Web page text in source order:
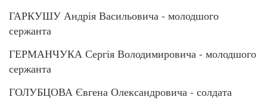
ГАРКУШУ Андрія Васильовича - молодшого
сержанта
ГЕРМАНЧУКА Сергія Володимировича - молодшого
сержанта
ГОЛУБЦОВА Євгена Олександровича - солдата